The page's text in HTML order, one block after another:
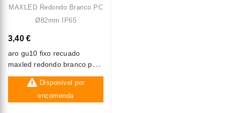
3,40 €
aro gu10 fixo recuado
maxled redondo branco pc
ø82mm ip65
Disponível por
encomenda